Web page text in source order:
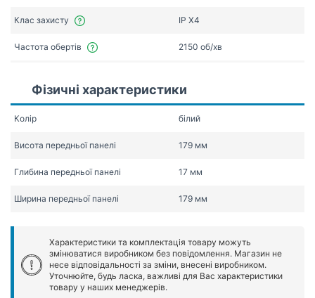
Клас захисту IP X4
Частота обертів 2150 об/хв
Фізичні характеристики
Колір білий
Висота передньої панелі 179 мм
Глибина передньої панелі 17 мм
Ширина передньої панелі 179 мм
Характеристики та комплектація товару можуть
змінюватися виробником без повідомлення. Магазин не
несе відповідальності за зміни, внесені виробником.
Уточнюйте, будь ласка, важливі для Вас характеристики
товару у наших менеджерів.